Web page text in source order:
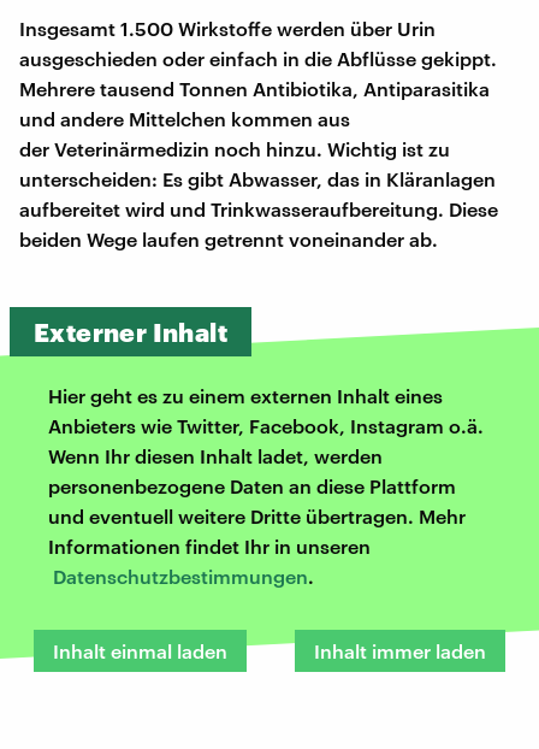
Insgesamt 1.500 Wirkstoffe werden über Urin
ausgeschieden oder einfach in die Abflüsse gekippt.
Mehrere tausend Tonnen Antibiotika, Antiparasitika
und andere Mittelchen kommen aus
der Veterinärmedizin noch hinzu. Wichtig ist zu
unterscheiden: Es gibt Abwasser, das in Kläranlagen
aufbereitet wird und Trinkwasseraufbereitung. Diese
beiden Wege laufen getrennt voneinander ab.
Externer Inhalt
Hier geht es zu einem externen Inhalt eines
Anbieters wie Twitter, Facebook, Instagram o.ä.
Wenn Ihr diesen Inhalt ladet, werden
personenbezogene Daten an diese Plattform
und eventuell weitere Dritte übertragen. Mehr
Informationen findet Ihr in unseren
Datenschutzbestimmungen.
Inhalt einmal laden Inhalt immer laden